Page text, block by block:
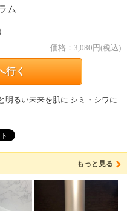
ム
価格： 3,080円(税込)
行く
明るい未来を肌に シミ・シワに
もっと見る